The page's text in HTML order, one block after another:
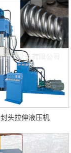
头拉伸液压机